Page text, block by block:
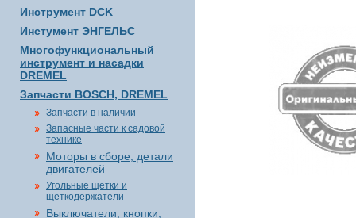
Инструмент DCK
Инстумент ЭНГЕЛЬС
Многофункциональный
инструмент и насадки
DREMEL
Запчасти BOSCH, DREMEL
Запчасти в наличии
Запасные части к садовой
технике
Моторы в сборе, детали
двигателей
Угольные щетки и
щеткодержатели
Выключатели, кнопки,